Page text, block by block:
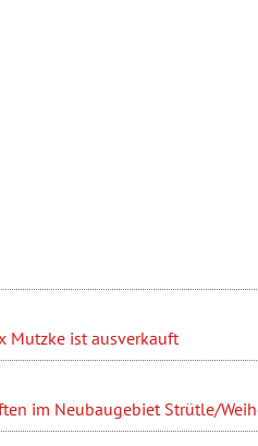
Mutzke ist ausverkauft
im Neubaugebiet Strütle/